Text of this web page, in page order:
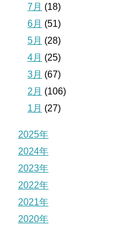
7月 (18)
6月 (51)
5月 (28)
4月 (25)
3月 (67)
2月 (106)
1月 (27)
2025年
2024年
2023年
2022年
2021年
2020年